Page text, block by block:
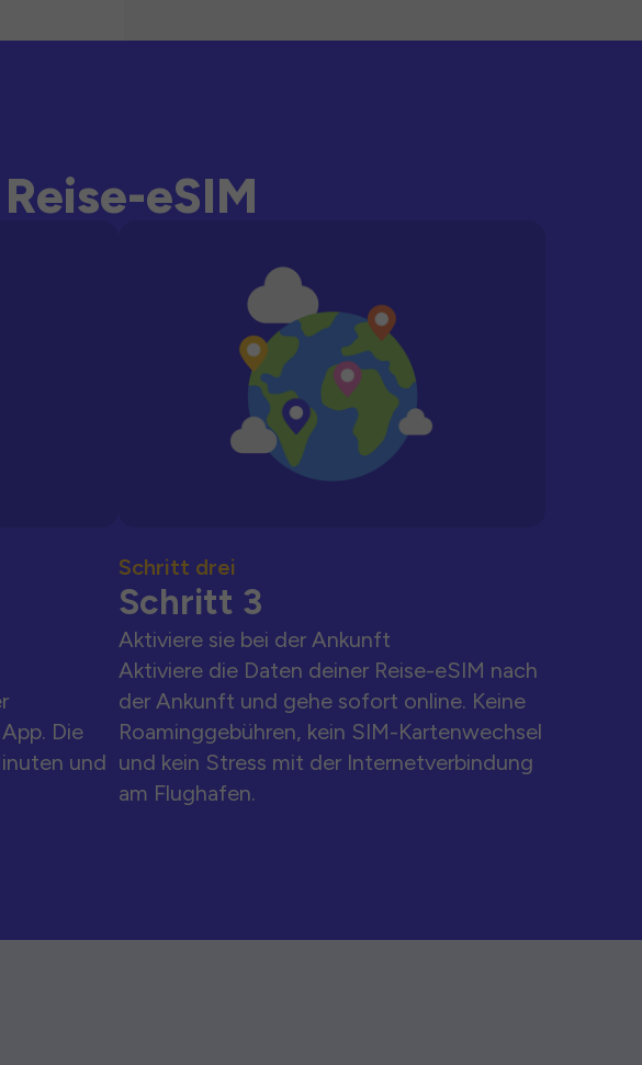
eSIM
Die
und
Schritt drei
Schritt 3
Aktiviere sie bei der Ankunft
Aktiviere die Daten deiner Reise-eSIM nach
der Ankunft und gehe sofort online. Keine
Roaminggebühren, kein SIM-Kartenwechsel
und kein Stress mit der Internetverbindung
am Flughafen.